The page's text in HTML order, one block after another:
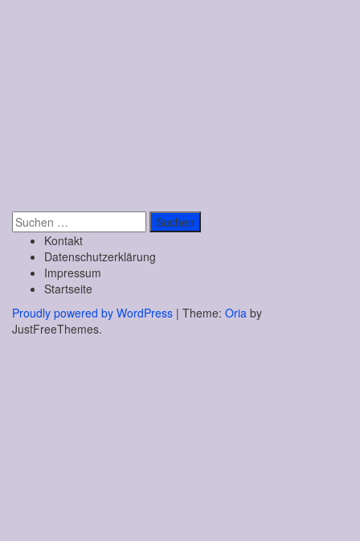
Suchen
nach: Kontakt
Datenschutzerklärung
Impressum
Startseite
Proudly powered by WordPress | Theme: Oria by
JustFreeThemes.